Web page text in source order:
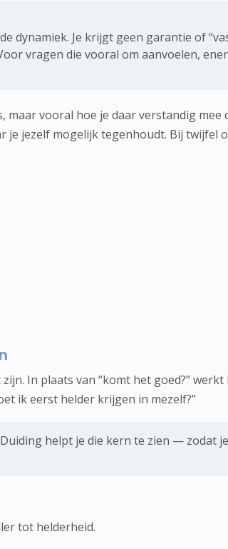
Je krijgt geen garantie of
vragen die vooral om aanvoelen,
maar vooral hoe je daar verstandig
je jezelf mogelijk tegenhoudt. Bij twijfel
In plaats van “komt het goed?”
ik eerst helder krijgen in mezelf?”
helpt je die kern te zien — zodat
tot helderheid.